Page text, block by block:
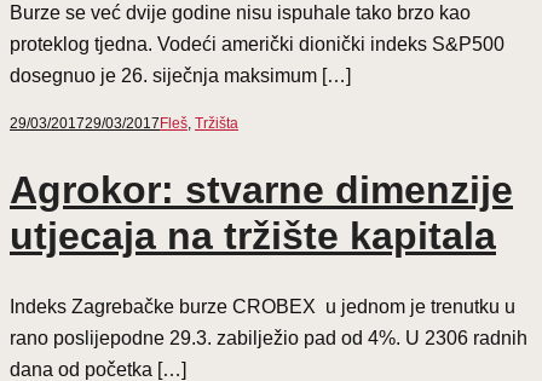
Burze se već dvije godine nisu ispuhale tako brzo kao
proteklog tjedna. Vodeći američki dionički indeks S&P500
dosegnuo je 26. siječnja maksimum […]
29/03/201729/03/2017Fleš Tržišta
Agrokor: stvarne dimenzije
utjecaja na tržište kapitala
Indeks Zagrebačke burze CROBEX u jednom je trenutku u
rano poslijepodne 29.3. zabilježio pad od 4%. U 2306 radnih
dana od početka […]